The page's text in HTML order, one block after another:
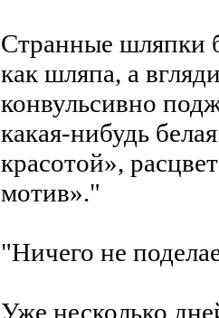
Странные шляпки
как шляпа, а
конвульсивно
какая-нибудь
красотой»,
мотив»."
"Ничего не
Уже несколько